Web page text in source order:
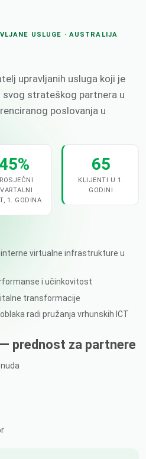
USLUGE · AUSTRALIJA
upravljanih usluga koji je
svog strateškog partnera u
poslovanja u
1. GODINA
65
KLIJENTI U 1.
GODINI
interne virtualne infrastrukture u
i učinkovitost
transformacije
radi pružanja vrhunskih ICT
prednost za partnere